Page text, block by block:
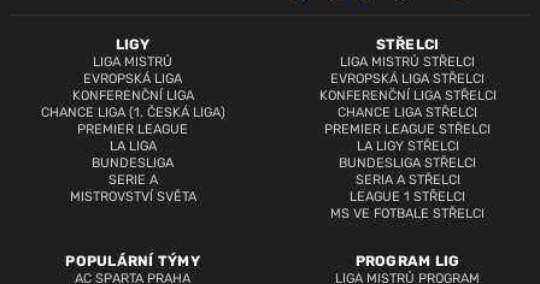
LIGY
LIGA MISTRŮ
EVROPSKÁ LIGA
KONFERENČNÍ LIGA
CHANCE LIGA (1. ČESKÁ LIGA)
PREMIER LEAGUE
LA LIGA
BUNDESLIGA
SERIE A
MISTROVSTVÍ SVĚTA
STŘELCI
LIGA MISTRŮ STŘELCI
EVROPSKÁ LIGA STŘELCI
KONFERENČNÍ LIGA STŘELCI
CHANCE LIGA STŘELCI
PREMIER LEAGUE STŘELCI
LA LIGY STŘELCI
BUNDESLIGA STŘELCI
SERIA A STŘELCI
LEAGUE 1 STŘELCI
MS VE FOTBALE STŘELCI
POPULÁRNÍ TÝMY
AC SPARTA PRAHA
PROGRAM LIG
LIGA MISTRŮ PROGRAM